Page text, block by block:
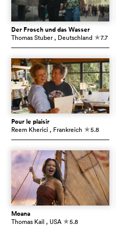
Der Frosch und das Wasser
Thomas Stuber , Deutschland c7.7
Pour le plaisir
Reem Kherici , Frankreich c5.8
Moana
Thomas Kail , USA c5.8